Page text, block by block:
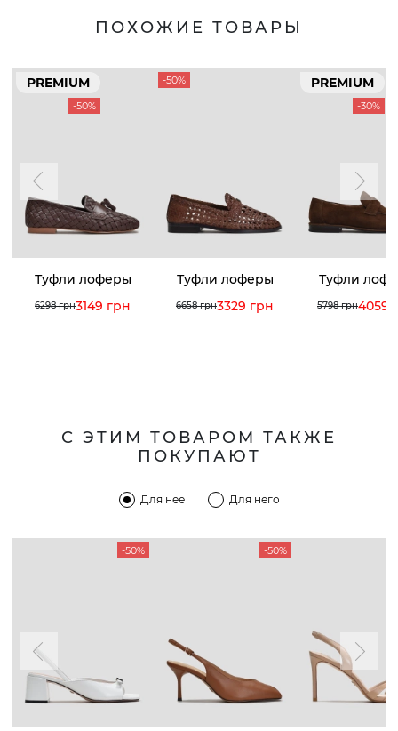
ПОХОЖИЕ ТОВАРЫ
PREMIUM
-50%
Туфли лоферы
6298 грн3149 грн
-50%
Туфли лоферы
6658 грн3329 грн
PREMIUM
-30%
Туфли
5798 грн4059
С ЭТИМ ТОВАРОМ ТАКЖЕ
ПОКУПАЮТ
Для нее Для него
-50% -50%